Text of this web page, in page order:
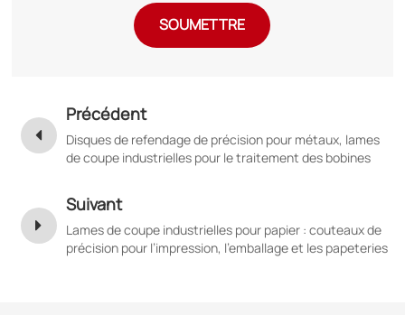
SOUMETTRE
Précédent
Disques de refendage de précision pour métaux, lames
de coupe industrielles pour le traitement des bobines
Suivant
Lames de coupe industrielles pour papier : couteaux de
précision pour l’impression, l’emballage et les papeteries